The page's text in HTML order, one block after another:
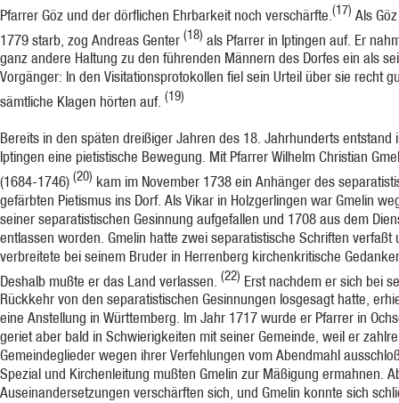
Pfarrer Göz und der dörflichen Ehrbarkeit noch verschärfte. (17) Als
1779 starb, zog Andreas Genter (18) als Pfarrer in Iptingen auf. Er
ganz andere Haltung zu den führenden Männern des Dorfes ein als
Vorgänger: In den Visitationspro­tokollen fiel sein Urteil über sie recht
sämtliche Klagen hörten auf. (19)
Bereits in den späten dreißiger Jahren des 18. Jahrhunderts entstand
Iptingen eine pietistische Bewegung. Mit Pfarrer Wilhelm Chri­stian
(1684-1746) (20) kam im November 1738 ein Anhänger des
gefärbten Pietismus ins Dorf. Als Vikar in Holzgerlingen war Gmelin
seiner separatistischen Gesinnung aufgefallen und 1708 aus dem
entlassen worden. Gmelin hatte zwei separatistische Schriften verfaßt
verbreitete bei seinem Bruder in Herrenberg kirchenkritische
Deshalb mußte er das Land verlassen. (22) Erst nachdem er sich bei
Rückkehr von den separatisti­schen Gesinnungen losgesagt hatte,
eine Anstellung in Württemberg. Im Jahr 1717 wurde er Pfarrer in
geriet aber bald in Schwierigkeiten mit seiner Gemeinde, weil er
Gemeindeglieder wegen ihrer Verfehlungen vom Abendmahl
Spezial und Kirchenleitung mußten Gmelin zur Mäßigung ermahnen.
Auseinander­setzungen verschärften sich, und Gmelin konnte sich